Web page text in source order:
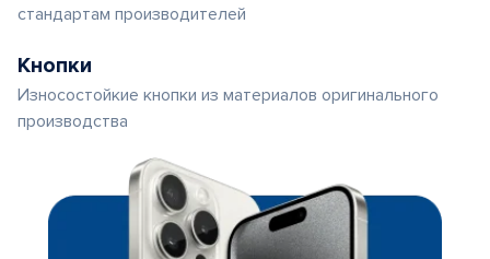
стандартам производителей
Кнопки
Износостойкие кнопки из материалов оригинального
производства